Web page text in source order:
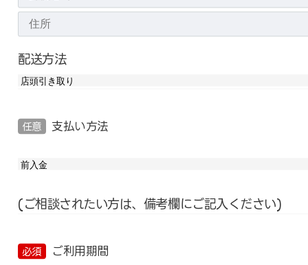
配送方法
任意 支払い方法
(ご相談されたい方は、備考欄にご記入ください)
必須 ご利用期間